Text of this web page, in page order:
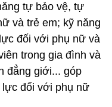
tự bảo vệ, tự
và trẻ em; kỹ năng
đối với phụ nữ và
trong gia đình và
đẳng giới... góp
lực đối với phụ nữ